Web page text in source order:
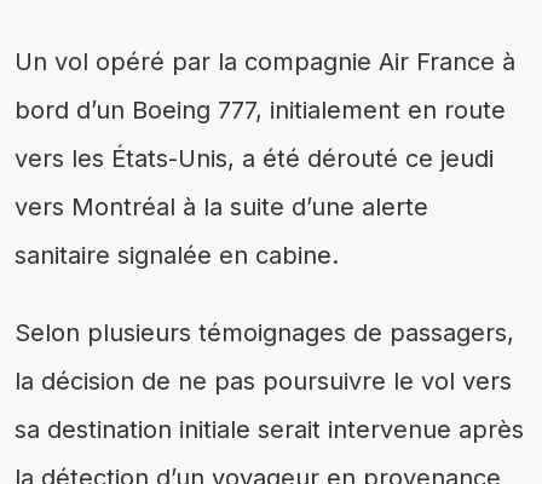
Un vol opéré par la compagnie Air France à
bord d’un Boeing 777, initialement en route
vers les États-Unis, a été dérouté ce jeudi
vers Montréal à la suite d’une alerte
sanitaire signalée en cabine.
Selon plusieurs témoignages de passagers,
la décision de ne pas poursuivre le vol vers
sa destination initiale serait intervenue après
la détection d’un voyageur en provenance